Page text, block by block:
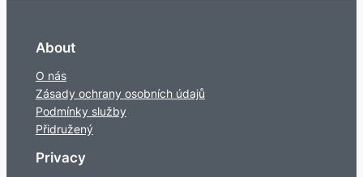
About
O nás
Zásady ochrany osobních údajů
Podmínky služby
Přidružený
Privacy